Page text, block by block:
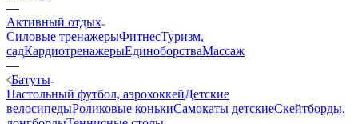
—
Активный отдых
Силовые тренажерыФитнесТуризм,
садКардиотренажерыЕдиноборстваМассаж
—
Батуты
Настольный футбол, аэрохоккейДетские
велосипедыРоликовые конькиСамокаты детскиеСкейтборды,